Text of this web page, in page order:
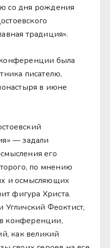
со дня рождения
традиция».
была
писателю,
в июне
— задали
его
по мнению
и осмысляющих
фигура Христа.
Угличский Феоктист,
конференции,
как великий